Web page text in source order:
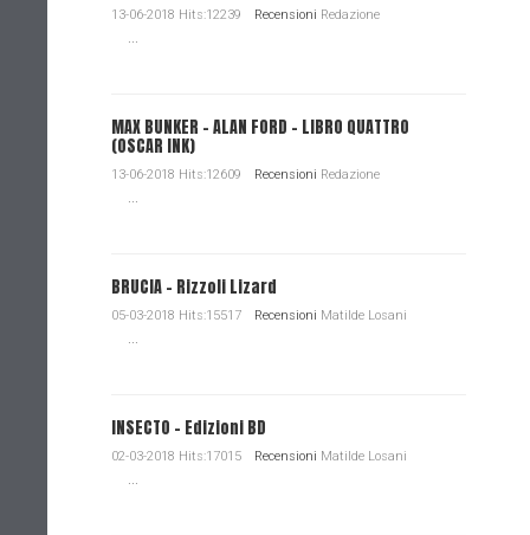
13-06-2018 Hits:12239 Recensioni Redazione
...
MAX BUNKER – ALAN FORD – LIBRO QUATTRO
(OSCAR INK)
13-06-2018 Hits:12609 Recensioni Redazione
...
BRUCIA - Rizzoli Lizard
05-03-2018 Hits:15517 Recensioni Matilde Losani
...
INSECTO - Edizioni BD
02-03-2018 Hits:17015 Recensioni Matilde Losani
...